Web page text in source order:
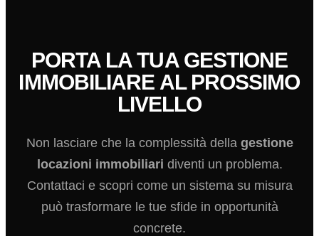
PORTA LA TUA GESTIONE
IMMOBILIARE AL PROSSIMO
LIVELLO
Non lasciare che la complessità della gestione
locazioni immobiliari diventi un problema.
Contattaci e scopri come un sistema su misura
può trasformare le tue sfide in opportunità
concrete.